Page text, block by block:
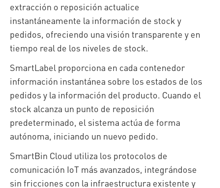
extracción o reposición actualice
instantáneamente la información de stock y
pedidos, ofreciendo una visión transparente y en
tiempo real de los niveles de stock.
SmartLabel proporciona en cada contenedor
información instantánea sobre los estados de los
pedidos y la información del producto. Cuando el
stock alcanza un punto de reposición
predeterminado, el sistema actúa de forma
autónoma, iniciando un nuevo pedido.
SmartBin Cloud utiliza los protocolos de
comunicación IoT más avanzados, integrándose
sin fricciones con la infraestructura existente y